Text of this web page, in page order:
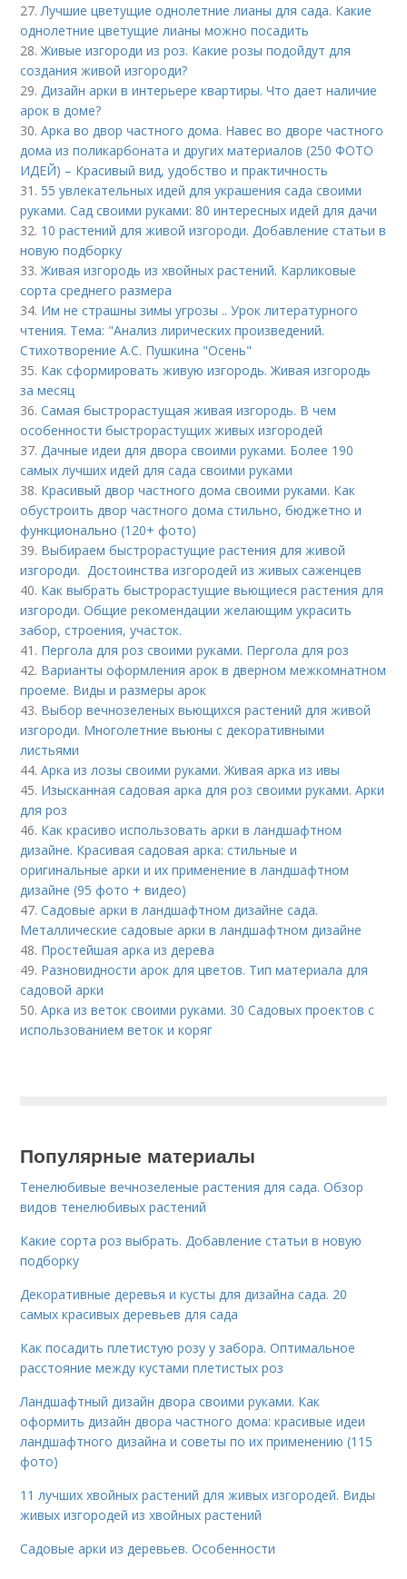
27. Лучшие цветущие однолетние лианы для сада. Какие
однолетние цветущие лианы можно посадить
28.Живые изгороди из роз. Какие розы подойдут для
создания живой изгороди?
29. Дизайн арки в интерьере квартиры. Что дает наличие
арок в доме?
30.Арка во двор частного дома. Навес во дворе частного
дома из поликарбоната и других материалов (250 ФОТО
ИДЕЙ) – Красивый вид, удобство и практичность
31. 55 увлекательных идей для украшения сада своими
руками. Сад своими руками: 80 интересных идей для дачи
32. 10 растений для живой изгороди. Добавление статьи в
новую подборку
33.Живая изгородь из хвойных растений. Карликовые
сорта среднего размера
34. Им не страшны зимы угрозы .. Урок литературного
чтения. Тема: "Анализ лирических произведений.
Стихотворение А.С. Пушкина "Осень"
35. Как сформировать живую изгородь. Живая изгородь
за месяц
36.Самая быстрорастущая живая изгородь. В чем
особенности быстрорастущих живых изгородей
37. Дачные идеи для двора своими руками. Более 190
самых лучших идей для сада своими руками
38. Красивый двор частного дома своими руками. Как
обустроить двор частного дома стильно, бюджетно и
функционально (120+ фото)
39. Выбираем быстрорастущие растения для живой
изгороди. Достоинства изгородей из живых саженцев
40. Как выбрать быстрорастущие вьющиеся растения для
изгороди. Общие рекомендации желающим украсить
забор, строения, участок.
41. Пергола для роз своими руками. Пергола для роз
42. Варианты оформления арок в дверном межкомнатном
проеме. Виды и размеры арок
43. Выбор вечнозеленых вьющихся растений для живой
изгороди. Многолетние вьюны с декоративными
листьями
44.Арка из лозы своими руками. Живая арка из ивы
45. Изысканная садовая арка для роз своими руками. Арки
для роз
46. Как красиво использовать арки в ландшафтном
дизайне. Красивая садовая арка: стильные и
оригинальные арки и их применение в ландшафтном
дизайне (95 фото + видео)
47.Садовые арки в ландшафтном дизайне сада.
Металлические садовые арки в ландшафтном дизайне
48. Простейшая арка из дерева
49. Разновидности арок для цветов. Тип материала для
садовой арки
50.Арка из веток своими руками. 30 Садовых проектов с
использованием веток и коряг
Популярные материалы
Тенелюбивые вечнозеленые растения для сада. Обзор
видов тенелюбивых растений
Какие сорта роз выбрать. Добавление статьи в новую
подборку
Декоративные деревья и кусты для дизайна сада. 20
самых красивых деревьев для сада
Как посадить плетистую розу у забора. Оптимальное
расстояние между кустами плетистых роз
Ландшафтный дизайн двора своими руками. Как
оформить дизайн двора частного дома: красивые идеи
ландшафтного дизайна и советы по их применению (115
фото)
11 лучших хвойных растений для живых изгородей. Виды
живых изгородей из хвойных растений
Садовые арки из деревьев. Особенности